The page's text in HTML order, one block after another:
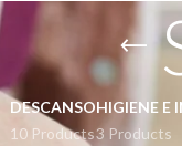
DESCANSO
10 Products
HIGIENE E
3 Products